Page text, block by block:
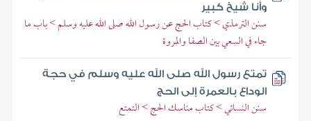
وأنا شيخ كبير
سنن الترمذي > كتاب الحج عن رسول الله صلى الله عليه وسلم > باب ما
جاء في السعي بين الصفا والمروة
تمتع رسول الله صلى الله عليه وسلم في حجة
الوداع بالعمرة إلى الحج
سنن النسائي > كتاب مناسك الحج > التمتع